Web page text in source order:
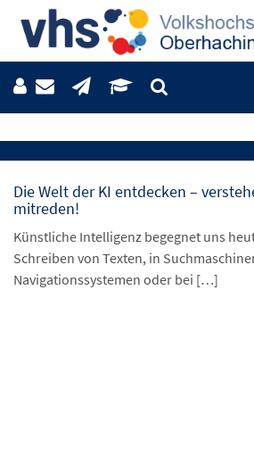
Die Welt der KI entdecken –
mitreden!
Künstliche Intelligenz begegnet uns
Schreiben von Texten, in
Navigationssystemen oder bei […]